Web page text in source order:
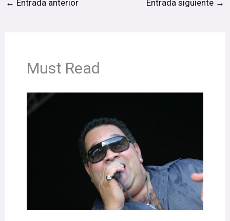
← Entrada anterior Entrada siguiente →
Must Read